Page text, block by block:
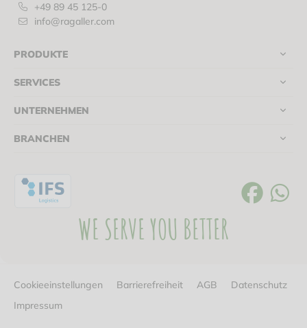
+49 89 45 125-0
info@ragaller.com
PRODUKTE
SERVICES
UNTERNEHMEN
BRANCHEN
WE SERVE YOU BETTER
Cookieeinstellungen Barrierefreiheit AGB
Datenschutz
Impressum